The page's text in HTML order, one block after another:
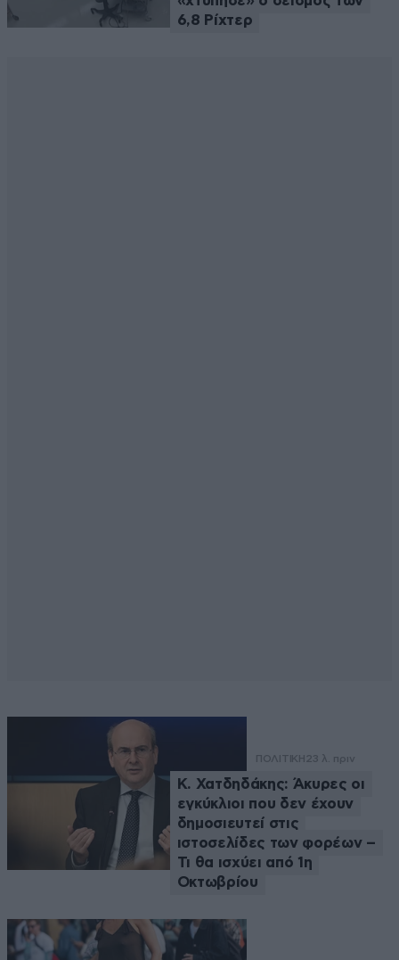
6,8 Ρίχτερ
ΠΟΛΙΤΙΚΗ 23 λ. πριν
Κ. Χατδηδάκης: Άκυρες οι
εγκύκλιοι που δεν έχουν
δημοσιευτεί στις
ιστοσελίδες των φορέων –
Τι θα ισχύει από 1η
Οκτωβρίου